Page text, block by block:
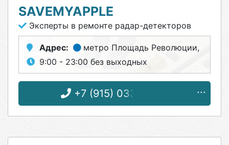
SAVEMYAPPLE
Эксперты в ремонте радар-детекторов
Адрес: метро Площадь Революции,
9:00 - 23:00 без выходных
+7 (915) 033-81-89